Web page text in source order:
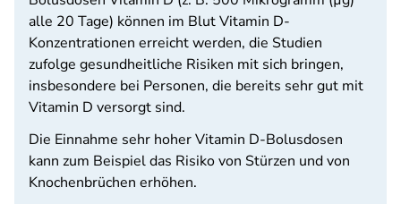
alle 20 Tage) können im Blut Vitamin D-
Konzentrationen erreicht werden, die Studien
zufolge gesundheitliche Risiken mit sich bringen,
insbesondere bei Personen, die bereits sehr gut mit
Vitamin D versorgt sind.
Die Einnahme sehr hoher Vitamin D-Bolusdosen
kann zum Beispiel das Risiko von Stürzen und von
Knochenbrüchen erhöhen.